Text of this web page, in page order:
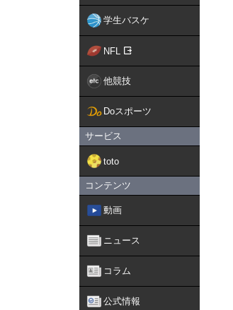
学生バスケ
NFL
他競技
Doスポーツ
サービス
toto
コンテンツ
動画
ニュース
コラム
公式情報